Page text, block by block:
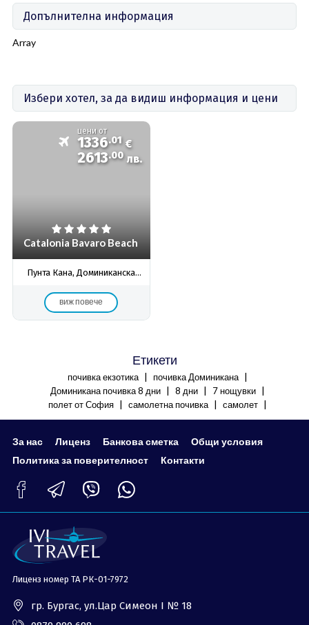
Допълнителна информация
Array
Избери хотел, за да видиш информация и цени
цени от
1336.01 €
2613.00 лв.
Catalonia Bavaro Beach
Пунта Кана, Доминиканска
виж повече
Етикети
почивка екзотика | почивка Доминикана |
Доминикана почивка 8 дни | 8 дни | 7 нощувки |
полет от София | самолетна почивка | самолет |
За нас Лиценз Банкова сметка
Общи условия
Политика за поверителност
Контакти
Лиценз номер ТА РК-01-7972
гр. Бургас, ул.Цар Симеон I № 18